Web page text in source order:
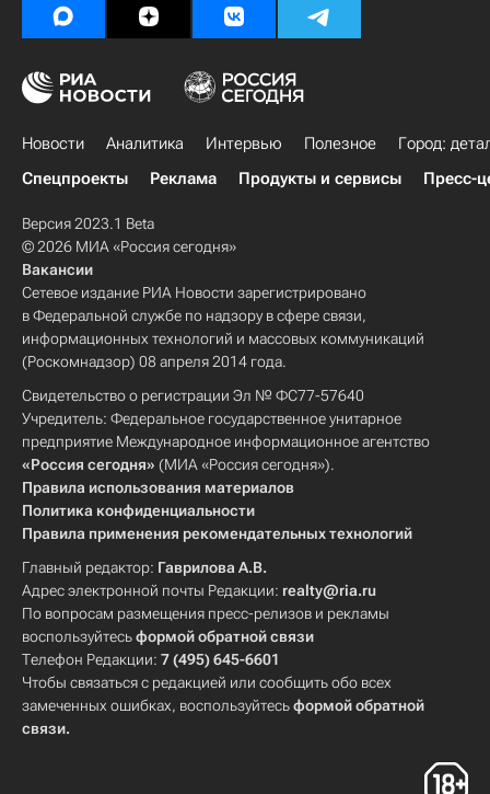
Новости Аналитика Интервью Полезное
Город:
Спецпроекты
Реклама Продукты и сервисы Пресс-
Версия 2023.1 Beta
© 2026 МИА «Россия сегодня»
Вакансии
Сетевое издание РИА Новости зарегистрировано
в Федеральной службе по надзору в сфере связи,
информационных технологий и массовых коммуникаций
(Роскомнадзор) 08 апреля 2014 года.
Свидетельство о регистрации Эл № ФС77-57640
Учредитель: Федеральное государственное унитарное
предприятие Международное информационное агентство
«Россия сегодня» (МИА «Россия сегодня»).
Правила использования материалов
Политика конфиденциальности
Правила применения рекомендательных технологий
Главный редактор: Гаврилова А.В.
Адрес электронной почты Редакции: realty@ria.ru
По вопросам размещения пресс-релизов и рекламы
воспользуйтесьформой обратной связи
Телефон Редакции: 7 (495) 645-6601
Чтобы связаться с редакцией или сообщить обо всех
замеченных ошибках, воспользуйтесьформой обратной
связи.